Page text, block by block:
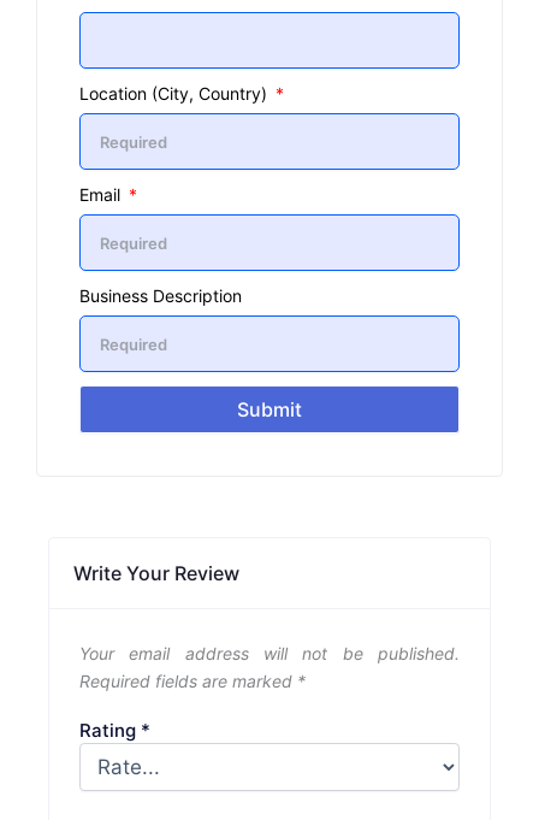
Location (City, Country)
Email
Business Description
Submit
Write Your Review
Your email address will not be published.
Required fields are marked *
Rating *